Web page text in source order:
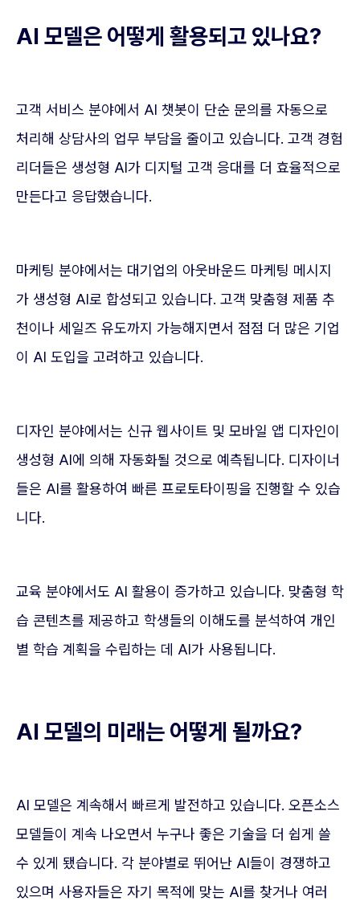
AI 모델은 어떻게 활용되고 있나요?
고객 서비스 분야에서 AI 챗봇이 단순 문의를 자동으로
처리해 상담사의 업무 부담을 줄이고 있습니다. 고객 경험
리더들은 생성형 AI가 디지털 고객 응대를 더 효율적으로
만든다고 응답했습니다.
마케팅 분야에서는 대기업의 아웃바운드 마케팅 메시지
가 생성형 AI로 합성되고 있습니다. 고객 맞춤형 제품 추
천이나 세일즈 유도까지 가능해지면서 점점 더 많은 기업
이 AI 도입을 고려하고 있습니다.
디자인 분야에서는 신규 웹사이트 및 모바일 앱 디자인이
생성형 AI에 의해 자동화될 것으로 예측됩니다. 디자이너
들은 AI를 활용하여 빠른 프로토타이핑을 진행할 수 있습
니다.
교육 분야에서도 AI 활용이 증가하고 있습니다. 맞춤형 학
습 콘텐츠를 제공하고 학생들의 이해도를 분석하여 개인
별 학습 계획을 수립하는 데 AI가 사용됩니다.
AI 모델의 미래는 어떻게 될까요?
AI 모델은 계속해서 빠르게 발전하고 있습니다. 오픈소스
모델들이 계속 나오면서 누구나 좋은 기술을 더 쉽게 쓸
수 있게 됐습니다. 각 분야별로 뛰어난 AI들이 경쟁하고
있으며 사용자들은 자기 목적에 맞는 AI를 찾거나 여러